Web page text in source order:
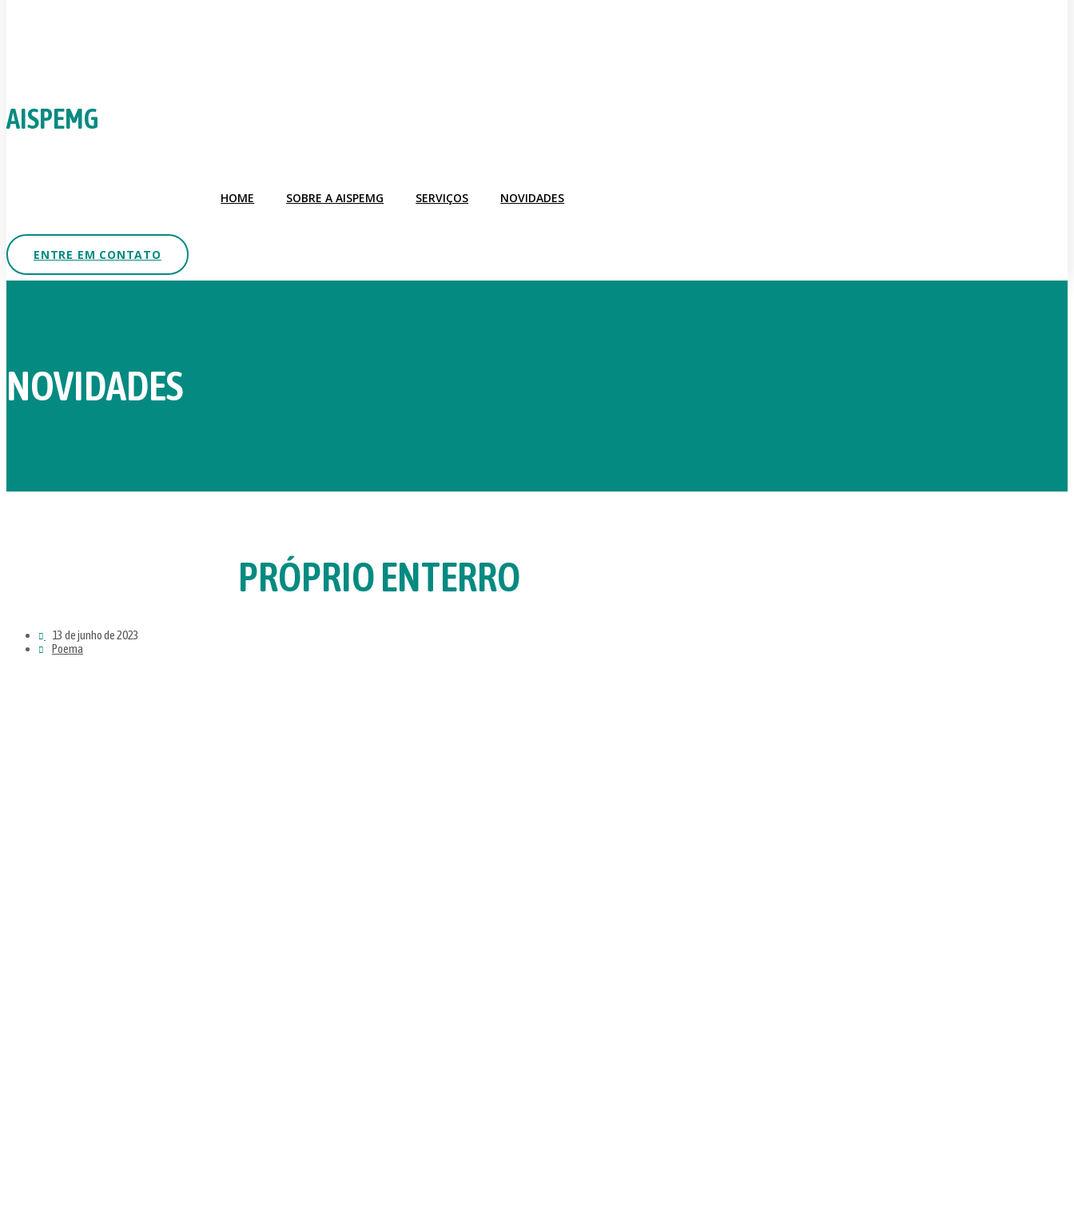
AISPEMG
HOME SOBRE A AISPEMG SERVIÇOS NOVIDADES
ENTRE EM CONTATO
NOVIDADES
PRÓPRIO ENTERRO
13 de junho de 2023
Poema